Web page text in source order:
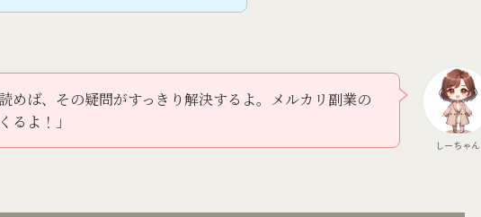
しーちゃん
めば、その疑問がすっきり解決するよ。メルカリ副業の
るよ！」